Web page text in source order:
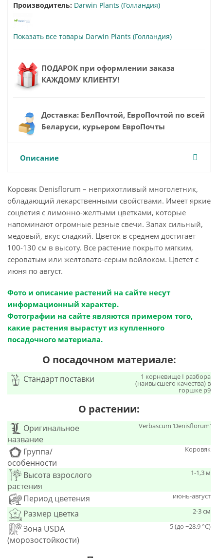
Производитель: Darwin Plants (Голландия)
Показать все товары Darwin Plants (Голландия)
ПОДАРОК при оформлении заказа
КАЖДОМУ КЛИЕНТУ!
Доставка: БелПочтой, ЕвроПочтой по всей
Беларуси, курьером ЕвроПочты
Описание
Коровяк Denisflorum – неприхотливый многолетник,
обладающий лекарственными свойствами. Имеет яркие
соцветия с лимонно-желтыми цветками, которые
напоминают огромные резные свечи. Запах сильный,
медовый, вкус сладкий. Цветок в среднем достигает
100-130 см в высоту. Все растение покрыто мягким,
сероватым или желтовато-серым войлоком. Цветет с
июня по август.
Фото и описание растений на сайте несут
информационный характер.
Фотографии на сайте являются примером того,
какие растения вырастут из купленного
посадочного материала.
О посадочном материале:
Стандарт поставки 1 корневище I разбора
(наивысшего качества) в
горшке р9
О растении:
Оригинальное
название
Verbascum ‘Denisflorum’
Группа/
особенности
Коровяк
Высота взрослого
растения
1-1,3 м
Период цветения июнь-август
Размер цветка 2-3 см
Зона USDA
(морозостойкости)
5 (до −28,9 °C)